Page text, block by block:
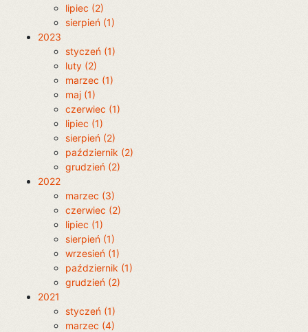
lipiec (2)
sierpień (1)
2023
styczeń (1)
luty (2)
marzec (1)
maj (1)
czerwiec (1)
lipiec (1)
sierpień (2)
październik (2)
grudzień (2)
2022
marzec (3)
czerwiec (2)
lipiec (1)
sierpień (1)
wrzesień (1)
październik (1)
grudzień (2)
2021
styczeń (1)
marzec (4)